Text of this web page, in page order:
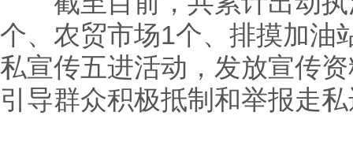
个、农贸市场1个、排摸加油
私宣传五进活动，发放宣传
引导群众积极抵制和举报走